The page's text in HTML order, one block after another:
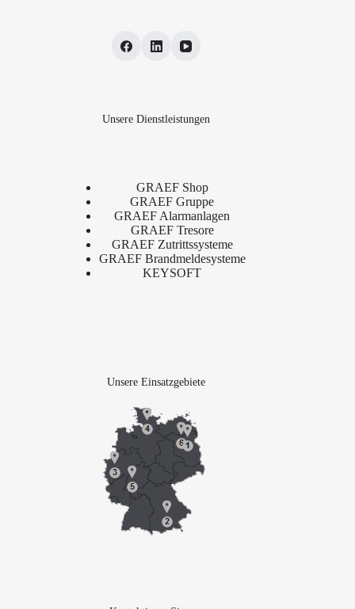
Unsere Dienstleistungen
GRAEF Shop
GRAEF Gruppe
GRAEF Alarmanlagen
GRAEF Tresore
GRAEF Zutrittssysteme
GRAEF Brandmeldesysteme
KEYSOFT
Unsere Einsatzgebiete